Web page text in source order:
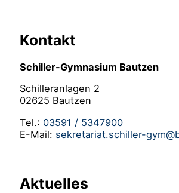
Kontakt
Schiller-Gymnasium Bautzen
Schilleranlagen 2
02625 Bautzen
Tel.: 03591 / 5347900
E-Mail: sekretariat.schiller-
Aktuelles